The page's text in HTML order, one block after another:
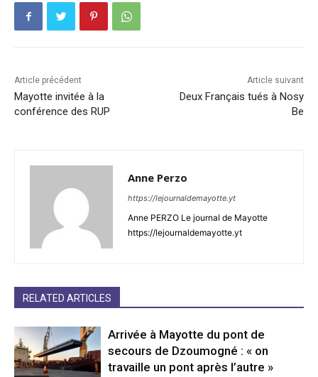
Article précédent
Mayotte invitée à la
conférence des RUP
Article suivant
Deux Français tués à Nosy
Be
Anne Perzo
https://lejournaldemayotte.yt
Anne PERZO Le journal de Mayotte
https://lejournaldemayotte.yt
RELATED ARTICLES
Arrivée à Mayotte du pont de
secours de Dzoumogné : « on
travaille un pont après l’autre »